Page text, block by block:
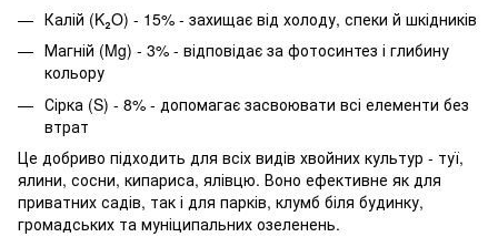
Калій (K₂O) - 15% - захищає від холоду, спеки й шкідників
Магній (Mg) - 3% - відповідає за фотосинтез і глибину
кольору
Сірка (S) - 8% - допомагає засвоювати всі елементи без
втрат
Це добриво підходить для всіх видів хвойних культур - туї,
ялини, сосни, кипариса, ялівцю. Воно ефективне як для
приватних садів, так і для парків, клумб біля будинку,
громадських та муніципальних озеленень.